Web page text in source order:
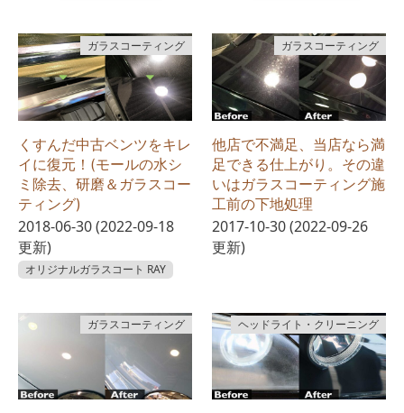
くすんだ中古ベンツをキレ
イに復元！(モールの水シ
ミ除去、研磨＆ガラスコー
ティング)
2018-06-30(2022-09-18
更新)
ガラスコーティング
オリジナルガラスコート RAY
他店で不満足、当店なら満
足できる仕上がり。その違
いはガラスコーティング施
工前の下地処理
2017-10-30(2022-09-26
更新)
ガラスコーティング
ガラスコーティング ヘッドライト・クリーニング